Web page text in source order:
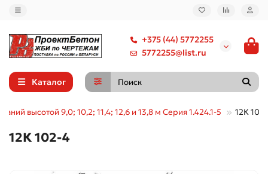
+375 (44) 5772255
5772255@list.ru
Каталог
высотой 9,0; 10,2; 11,4; 12,6 и 13,8 м Серия 1.424.1-5 12К
12К 102-4